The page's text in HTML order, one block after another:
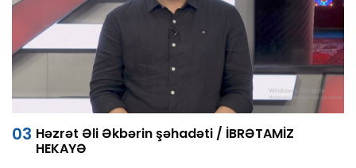
Həzrət Əli Əkbərin şəhadəti / İBRƏTAMİZ
HEKAYƏ